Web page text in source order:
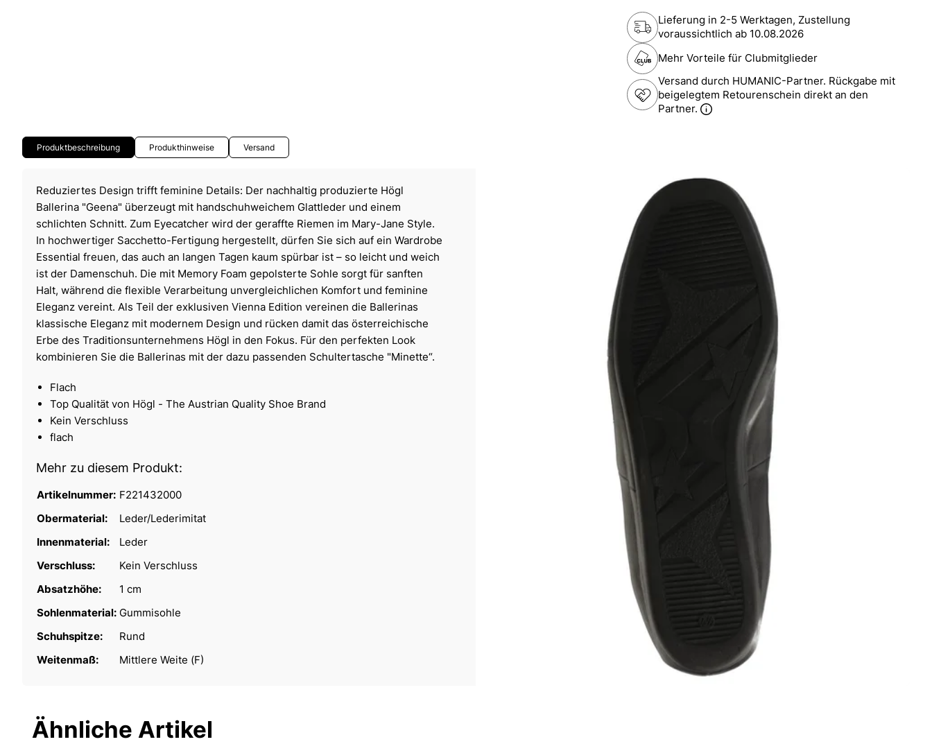
Lieferung in 2-5 Werktagen, Zustellung
voraussichtlich ab 10.08.2026
Mehr Vorteile für Clubmitglieder
Versand durch HUMANIC-Partner. Rückgabe mit
beigelegtem Retourenschein direkt an den
Partner.
Produktbeschreibung Produkthinweise Versand
Reduziertes Design trifft feminine Details: Der nachhaltig produzierte Högl
Ballerina "Geena" überzeugt mit handschuhweichem Glattleder und einem
schlichten Schnitt. Zum Eyecatcher wird der geraffte Riemen im Mary-Jane Style.
In hochwertiger Sacchetto-Fertigung hergestellt, dürfen Sie sich auf ein Wardrobe
Essential freuen, das auch an langen Tagen kaum spürbar ist – so leicht und weich
ist der Damenschuh. Die mit Memory Foam gepolsterte Sohle sorgt für sanften
Halt, während die flexible Verarbeitung unvergleichlichen Komfort und feminine
Eleganz vereint. Als Teil der exklusiven Vienna Edition vereinen die Ballerinas
klassische Eleganz mit modernem Design und rücken damit das österreichische
Erbe des Traditionsunternehmens Högl in den Fokus. Für den perfekten Look
kombinieren Sie die Ballerinas mit der dazu passenden Schultertasche "Minette“.
Flach
Top Qualität von Högl - The Austrian Quality Shoe Brand
Kein Verschluss
flach
Mehr zu diesem Produkt:
Artikelnummer: F221432000
Obermaterial:
Leder/Lederimitat
Innenmaterial:
Leder
Verschluss:
Kein Verschluss
Absatzhöhe:
1 cm
Sohlenmaterial: Gummisohle
Schuhspitze:
Rund
Weitenmaß:
Mittlere Weite (F)
Ähnliche Artikel